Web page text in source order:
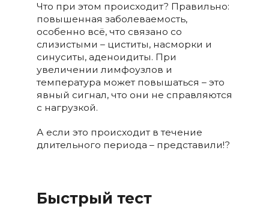
Что при этом происходит? Правильно:
повышенная заболеваемость,
особенно всё, что связано со
слизистыми – циститы, насморки и
синуситы, аденоидиты. При
увеличении лимфоузлов и
температура может повышаться – это
явный сигнал, что они не справляются
с нагрузкой.
А если это происходит в течение
длительного периода – представили!?
Быстрый тест